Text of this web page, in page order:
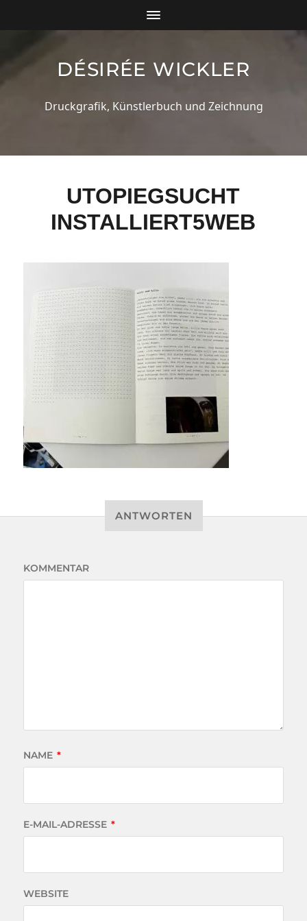
DÉSIRÉE WICKLER
Druckgrafik, Künstlerbuch und Zeichnung
UTOPIEGSUCHT
INSTALLIERT5WEB
ANTWORTEN
KOMMENTAR
NAME *
E-MAIL-ADRESSE *
WEBSITE